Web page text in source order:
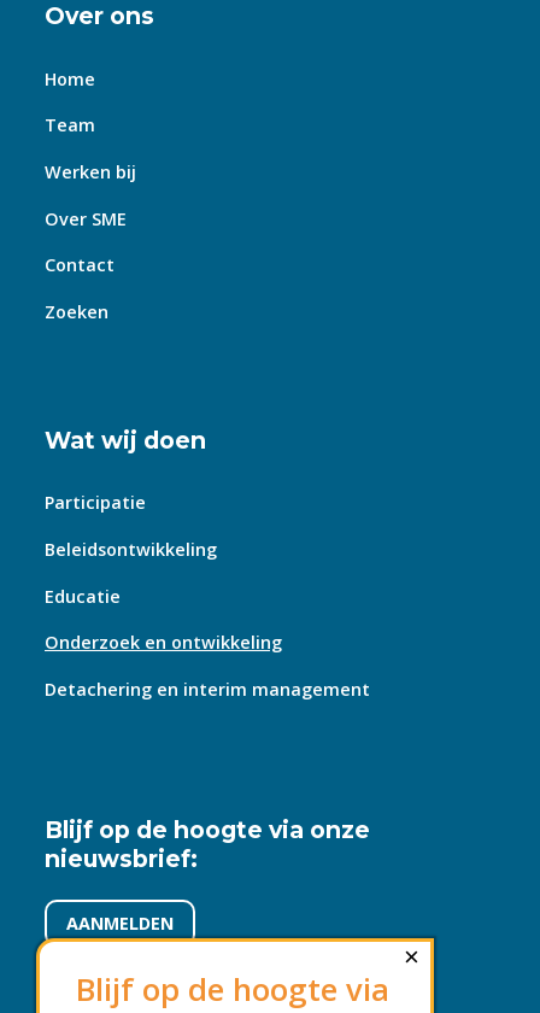
Over ons
Home
Team
Werken bij
Over SME
Contact
Zoeken
Wat wij doen
Participatie
Beleidsontwikkeling
Educatie
Onderzoek en ontwikkeling
Detachering en interim management
Blijf op de hoogte via onze
nieuwsbrief:
AANMELDEN
×
Blijf op de hoogte via